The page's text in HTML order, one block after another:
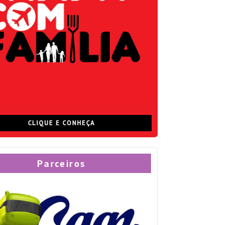
CLIQUE E CONHEÇA
Parceiros